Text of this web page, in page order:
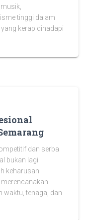
tinggi dalam
kerap dihadapi
dan serba
bukan lagi
keharusan
waktu, tenaga, dan